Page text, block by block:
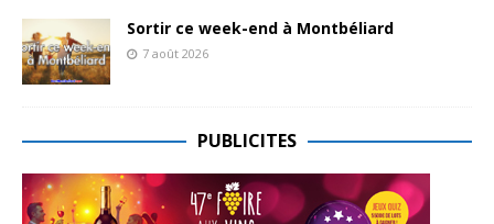
Sortir ce week-end à Montbéliard
7 août 2026
PUBLICITES